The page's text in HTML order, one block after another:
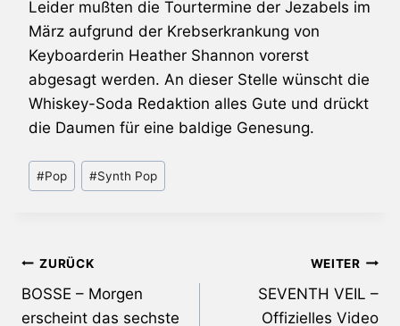
Leider mußten die Tourtermine der Jezabels im
März aufgrund der Krebserkrankung von
Keyboarderin Heather Shannon vorerst
abgesagt werden. An dieser Stelle wünscht die
Whiskey-Soda Redaktion alles Gute und drückt
die Daumen für eine baldige Genesung.
Schlagworte:
#Pop #Synth Pop
Beitragsnavigation
ZURÜCK
BOSSE – Morgen
erscheint das sechste
WEITER
SEVENTH VEIL –
Offizielles Video